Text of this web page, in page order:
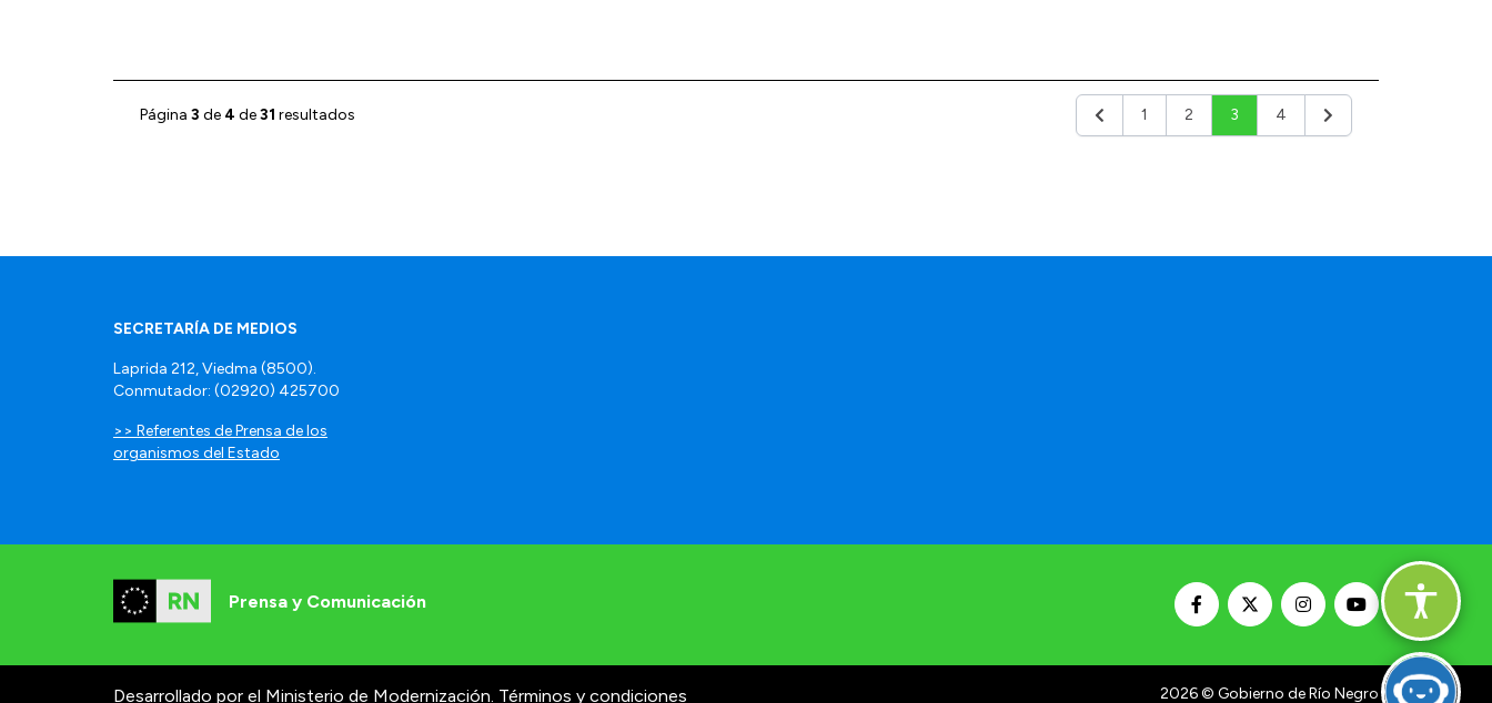
Página 3 de 4 de31 resultados Anterior1 2 3 4 Siguiente
SECRETARÍA DE MEDIOS
Laprida 212, Viedma (8500).
Conmutador: (02920) 425700
>> Referentes de Prensa de los
organismos del Estado
Prensa y Comunicación
Desarrollado por el Ministerio de Modernización. Términos y condiciones 2026© Gobierno de Río Negro